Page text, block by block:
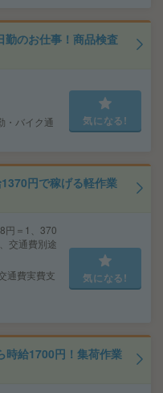
勤のお仕事！商品検査
バイク通
気になる!
円で稼げる軽作業
円＝1、370
交通費別途
通費実費支
気になる!
時給1700円！集荷作業